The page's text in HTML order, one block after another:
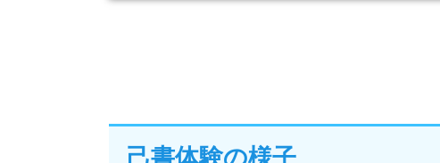
己書体験の様子